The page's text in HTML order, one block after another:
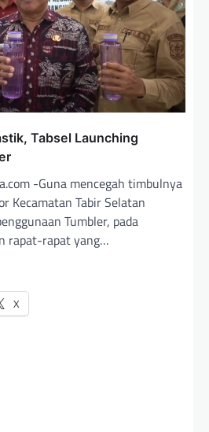
Tabsel Launching
-Guna mencegah timbulnya
Kecamatan Tabir Selatan
Tumbler, pada
rapat-rapat yang…
X